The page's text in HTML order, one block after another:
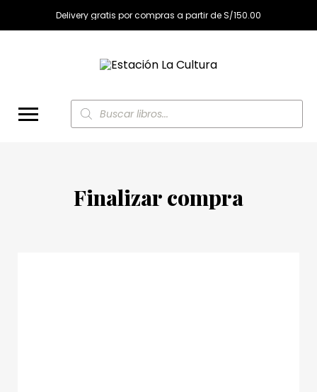
Delivery gratis por compras a partir de S/150.00
Búsqueda
de
productos
Finalizar compra